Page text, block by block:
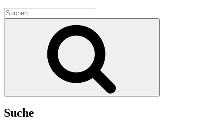
Suchen
nach:
Suche